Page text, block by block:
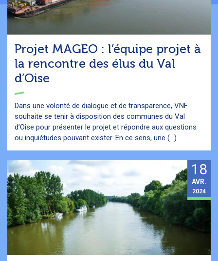
Projet MAGEO : l’équipe projet à
la rencontre des élus du Val
d’Oise
Dans une volonté de dialogue et de transparence, VNF
souhaite se tenir à disposition des communes du Val
d’Oise pour présenter le projet et répondre aux questions
ou inquiétudes pouvant exister. En ce sens, une (...)
18
AVR.
2024